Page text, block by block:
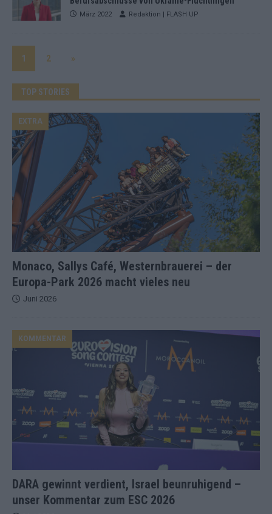
März 2022 Redaktion | FLASH UP
1 2 »
TOP STORIES
Monaco, Sallys Café, Westernbrauerei – der
Europa-Park 2026 macht vieles neu
EXTRA
Juni 2026
DARA gewinnt verdient, Israel beunruhigend –
unser Kommentar zum ESC 2026
KOMMENTAR